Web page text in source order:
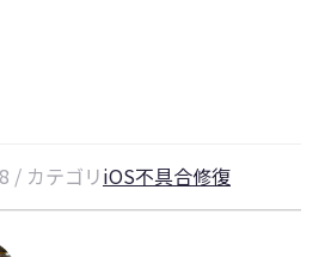
/ カテゴリiOS不具合修復